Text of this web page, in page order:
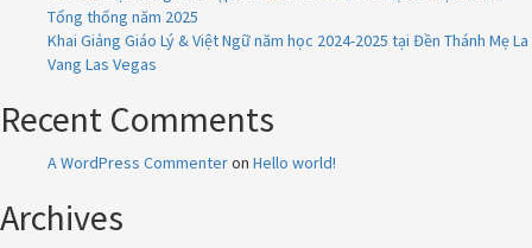
Tổng thống năm 2025
Khai Giảng Giáo Lý & Việt Ngữ năm học 2024-2025 tại Đền Thánh Mẹ La
Vang Las Vegas
Recent Comments
A WordPress Commenteron Hello world!
Archives